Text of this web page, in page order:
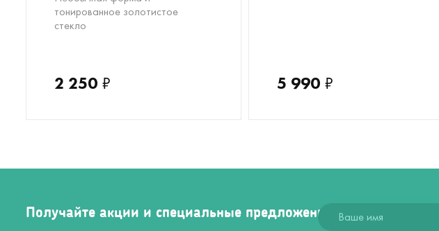
тонированное золотистое
стекло
2 250 ₽ 5 990 ₽
Получайте акции и специальные предложения